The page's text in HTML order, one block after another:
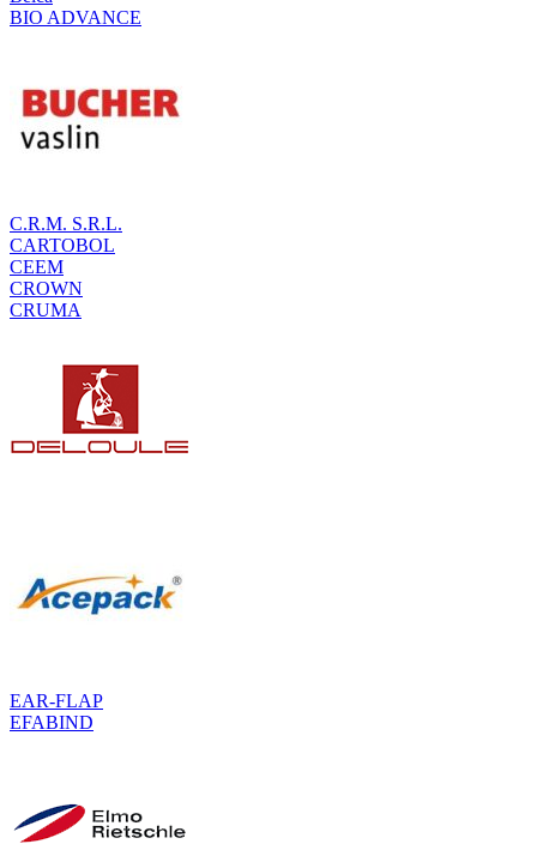
BIO ADVANCE
C.R.M. S.R.L.
CARTOBOL
CEEM
CROWN
CRUMA
EAR-FLAP
EFABIND